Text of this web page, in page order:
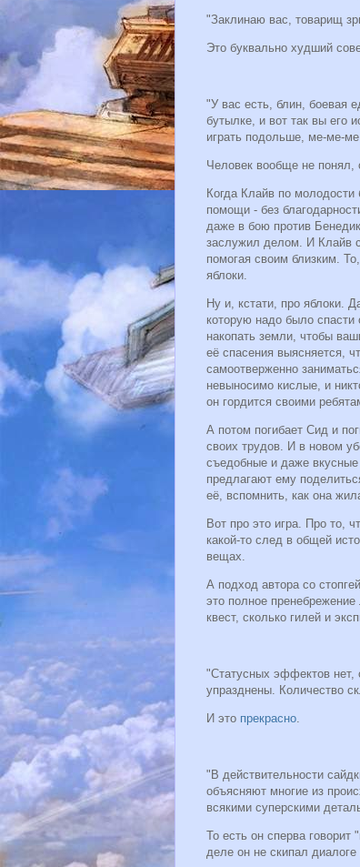
"Заклинаю вас, товарищ
Это буквально худший
"У вас есть, блин, боевая
бутылке, и вот так вы его
играть подольше, ме-ме-
Человек вообще не понял,
Когда Клайв по молодости
помощи - без
даже в бою против
заслужил делом. И Клайв
помогая своим близким.
яблоки.
Ну и, кстати, про яблоки.
которую надо было
накопать земли, чтобы
её спасения выясняется,
самоотверженно
невыносимо кислые, и
он гордится своими
А потом погибает Сид и
своих трудов. И в новом
съедобные и даже
предлагают ему
её, вспомнить, как она
Вот про это игра. Про то,
какой-то след в общей
вещах.
А подход автора со
это полное
квест, сколько гилей и
"Статусных эффектов нет,
упразднены. Количество
И это прекрасно.
"В действительности
объясняют многие из
всякими суперскими
То есть он сперва
деле он не скипал